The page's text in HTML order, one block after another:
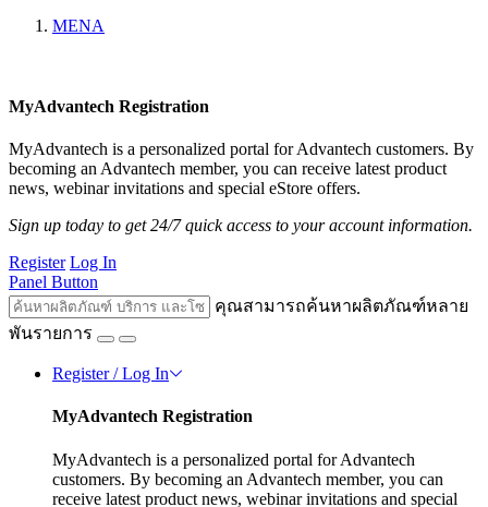
MENA
MyAdvantech Registration
MyAdvantech is a personalized portal for Advantech customers. By
becoming an Advantech member, you can receive latest product
news, webinar invitations and special eStore offers.
Sign up today to get 24/7 quick access to your account information.
Register Log In
Panel Button
คุณสามารถค้นหาผลิตภัณฑ์หลาย
พันรายการ
Register / Log In
MyAdvantech Registration
MyAdvantech is a personalized portal for Advantech
customers. By becoming an Advantech member, you can
receive latest product news, webinar invitations and special